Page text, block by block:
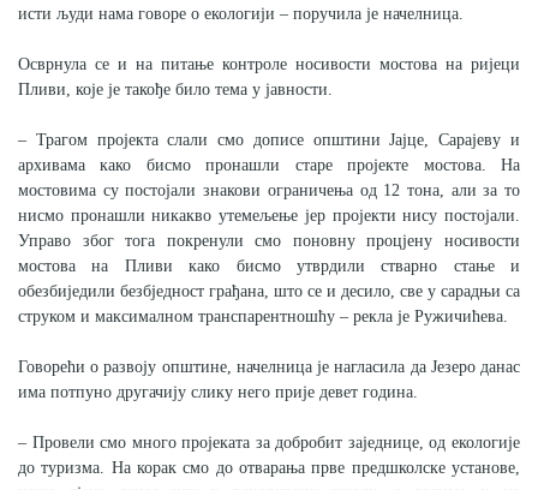
исти људи нама говоре о екологији – поручила је начелница.
Осврнула се и на питање контроле носивости мостова на ријеци
Пливи, које је такође било тема у јавности.
– Трагом пројекта слали смо дописе општини Јајце, Сарајеву и
архивама како бисмо пронашли старе пројекте мостова. На
мостовима су постојали знакови ограничења од 12 тона, али за то
нисмо пронашли никакво утемељење јер пројекти нису постојали.
Управо због тога покренули смо поновну процјену носивости
мостова на Пливи како бисмо утврдили стварно стање и
обезбиједили безбједност грађана, што се и десило, све у сарадњи са
струком и максималном транспарентношћу – рекла је Ружичићева.
Говорећи о развоју општине, начелница је нагласила да Језеро данас
има потпуно другачију слику него прије девет година.
– Провели смо много пројеката за добробит заједнице, од екологије
до туризма. На корак смо до отварања прве предшколске установе,